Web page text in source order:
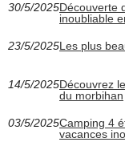
30/5/2025Découverte
inoubliable
23/5/2025Les plus
14/5/2025Découvrez
du morbihan
03/5/2025Camping 4
vacances